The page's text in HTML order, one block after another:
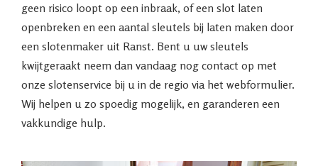
geen risico loopt op een inbraak, of een slot laten
openbreken en een aantal sleutels bij laten maken door
een slotenmaker uit Ranst. Bent u uw sleutels
kwijtgeraakt neem dan vandaag nog contact op met
onze slotenservice bij u in de regio via het webformulier.
Wij helpen u zo spoedig mogelijk, en garanderen een
vakkundige hulp.